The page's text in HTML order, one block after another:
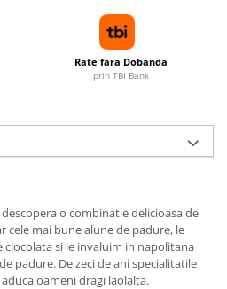
Rate fara Dobanda
prin TBI Bank
o combinatie delicioasa de
cele mai bune alune de padure, le
si le invaluim in napolitana
padure. De zeci de ani specialitatile
oameni dragi laolalta.